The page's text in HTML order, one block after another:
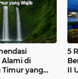
Alami di
Timur yang
5
II